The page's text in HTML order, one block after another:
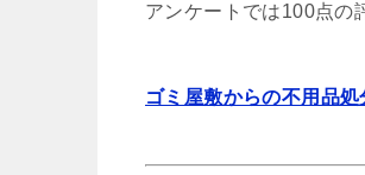
アンケートでは100点の
ゴミ屋敷からの不用品処